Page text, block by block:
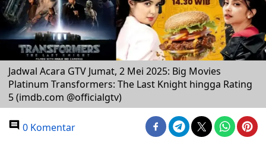
Jadwal Acara GTV Jumat, 2 Mei 2025: Big Movies
Platinum Transformers: The Last Knight hingga Rating
5 (imdb.com @officialgtv)
0 Komentar